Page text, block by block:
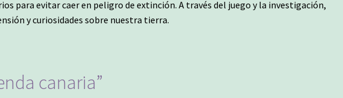
para evitar caer en peligro de extinción. A través del juego y la investigación,
y curiosidades sobre nuestra tierra.
canaria”